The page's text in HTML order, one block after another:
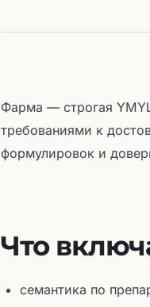
Фарма — строгая
требованиями к
формулировок и
Что
семантика по